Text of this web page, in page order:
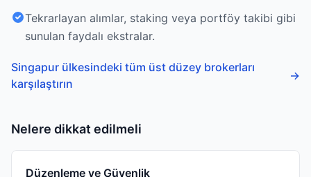
Tekrarlayan alımlar, staking veya portföy takibi gibi
sunulan faydalı ekstralar.
Singapur ülkesindeki tüm üst düzey brokerları
karşılaştırın
→
Nelere dikkat edilmeli
Düzenleme ve Güvenlik